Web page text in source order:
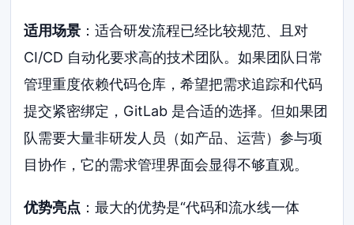
适用场景 ：适合研发流程已经比较规范、且对
CI/CD 自动化要求高的技术团队。如果团队日常
管理重度依赖代码仓库，希望把需求追踪和代码
提交紧密绑定，GitLab 是合适的选择。但如果团
队需要大量非研发人员（如产品、运营）参与项
目协作，它的需求管理界面会显得不够直观。
优势亮点 ：最大的优势是“代码和流水线一体